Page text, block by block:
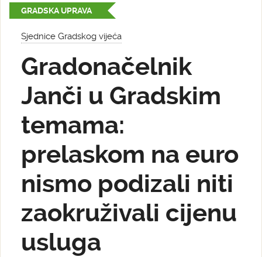
GRADSKA UPRAVA
Sjednice Gradskog vijeća
Gradonačelnik
Janči u Gradskim
temama:
prelaskom na euro
nismo podizali niti
zaokruživali cijenu
usluga